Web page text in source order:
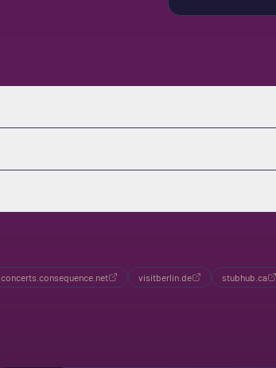
concerts.consequence.net visitberlin.de stubhub.ca